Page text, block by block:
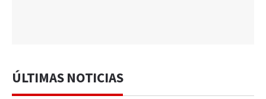
ÚLTIMAS NOTICIAS